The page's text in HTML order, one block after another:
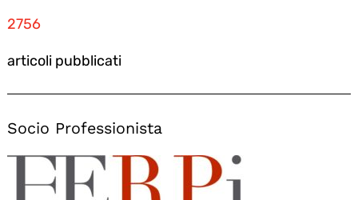
2756
articoli pubblicati
Socio Professionista